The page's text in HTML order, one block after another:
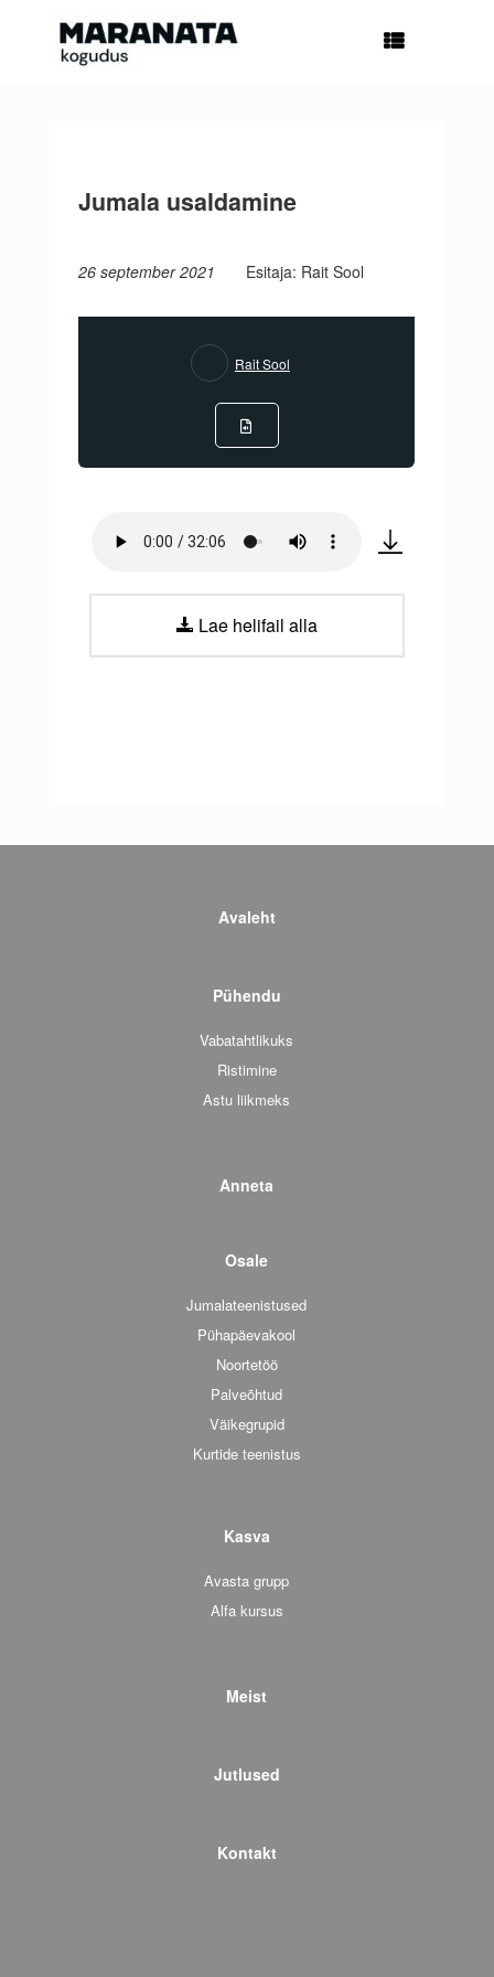
Jumala usaldamine
26 september 2021 Esitaja: Rait Sool
Rait Sool
Lae helifail alla
Avaleht
Pühendu
Vabatahtlikuks
Ristimine
Astu liikmeks
Anneta
Osale
Jumalateenistused
Pühapäevakool
Noortetöö
Palveõhtud
Väikegrupid
Kurtide teenistus
Kasva
Avasta grupp
Alfa kursus
Meist
Jutlused
Kontakt